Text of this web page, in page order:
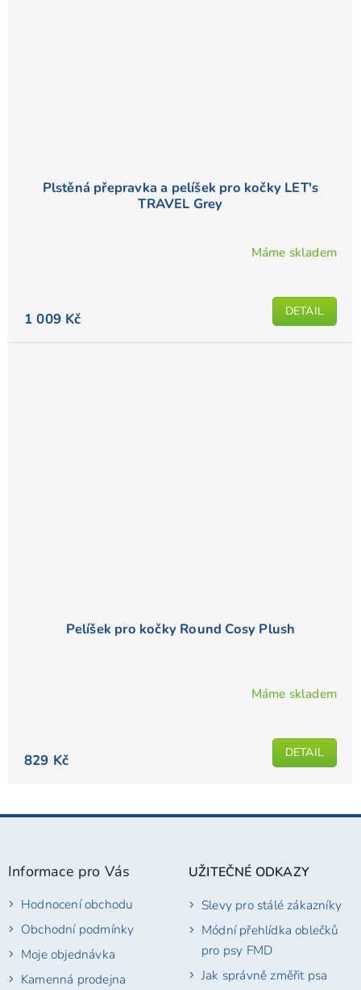
Plstěná přepravka a pelíšek pro kočky LET's
TRAVEL Grey
Máme skladem
1 009 Kč DETAIL
Pelíšek pro kočky Round Cosy Plush
je
5
Máme skladem
829 Kč DETAIL
Z
Informace pro Vás
Hodnocení obchodu
Obchodní podmínky
Moje objednávka
Kamenná prodejna
UŽITEČNÉ ODKAZY
Slevy pro stálé zákazníky
Módní přehlídka oblečků
pro psy FMD
Jak správně změřit psa